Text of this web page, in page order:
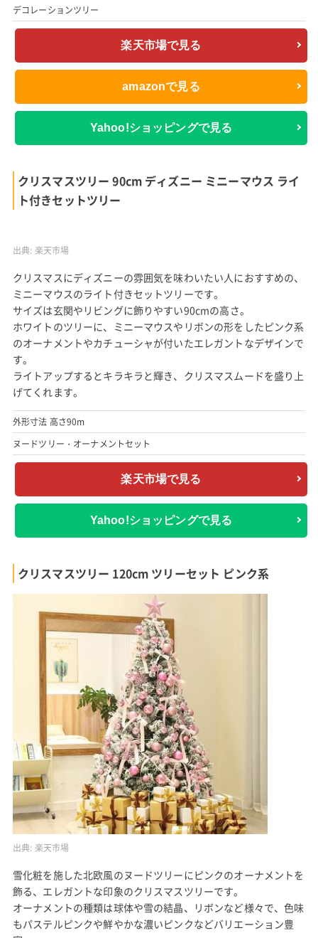
デコレーションツリー
楽天市場で見る
amazonで見る
Yahoo!ショッピングで見る
クリスマスツリー 90cm ディズニー ミニーマウス ライ
ト付きセットツリー
出典: 楽天市場
クリスマスにディズニーの雰囲気を味わいたい人におすすめの、
ミニーマウスのライト付きセットツリーです。
サイズは玄関やリビングに飾りやすい90cmの高さ。
ホワイトのツリーに、ミニーマウスやリボンの形をしたピンク系
のオーナメントやカチューシャが付いたエレガントなデザインで
ライトアップするとキラキラと輝き、クリスマスムードを盛り上
ヌードツリー・オーナメントセット
楽天市場で見る
Yahoo!ショッピングで見る
クリスマスツリー 120cm ツリーセット ピンク系